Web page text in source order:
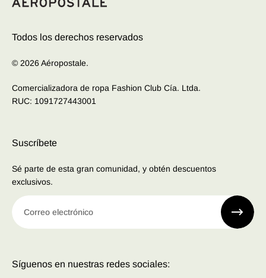
Todos los derechos reservados
© 2026 Aéropostale.
Comercializadora de ropa Fashion Club Cía. Ltda.
RUC: 1091727443001
Suscríbete
Sé parte de esta gran comunidad, y obtén descuentos
exclusivos.
Correo electrónico
Síguenos en nuestras redes sociales: